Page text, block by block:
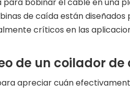
de caída están
críticos en las
de un coilador de
apreciar cuán